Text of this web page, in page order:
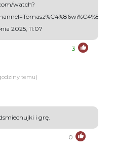
watch?
2025, 11:07
3
temu)
i grę.
0